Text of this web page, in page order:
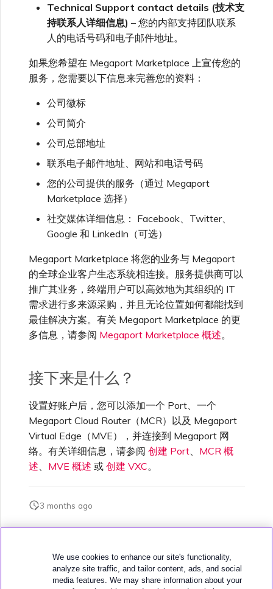
Versa SD-WAN
VMware SD-WAN
MVE 常见问题
从 MVE 创建到 Google 的
更改 IX 配置
迁移 VXC 和 IX
关闭 VXC 和 IX
监控服务状态
设置 OpenMetrics 服务监控
Azure 服务密钥 API 响应字
单点登录（SSO）功能与使
单点登录（SSO）常见问题
故障排查后续步骤
提供调试信息以加快支持响应
Technical Support contact details (技术支
持联系人详细信息) – 您的内部支持团队联系
人的电话号码和电子邮件地址。
如果您希望在 Megaport Marketplace 上宣传您的
服务，您需要以下信息来完善您的资料：
公司徽标
公司简介
公司总部地址
联系电子邮件地址、网站和电话号码
您的公司提供的服务（通过 Megaport
Marketplace 选择）
社交媒体详细信息： Facebook、Twitter、
Google 和 LinkedIn（可选）
Megaport Marketplace 将您的业务与 Megaport
的全球企业客户生态系统相连接。服务提供商可以
推广其业务，终端用户可以高效地为其组织的 IT
需求进行多来源采购，并且无论位置如何都能找到
最佳解决方案。有关 Megaport Marketplace 的更
多信息，请参阅 Megaport Marketplace 概述。
接下来是什么？
设置好账户后，您可以添加一个 Port、一个
Megaport Cloud Router（MCR）以及 Megaport
Virtual Edge（MVE），并连接到 Megaport 网
络。有关详细信息，请参阅 创建 Port
MCR 概
述
MVE 概述 或 创建 VXC。
3 months ago
We use cookies to enhance our site's functionality,
analyze site traffic, and tailor content, ads, and social
media features. We may share information about your